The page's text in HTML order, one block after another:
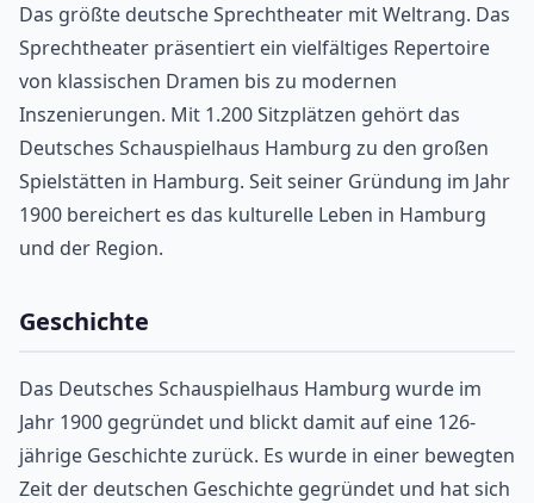
Das größte deutsche Sprechtheater mit Weltrang. Das
Sprechtheater präsentiert ein vielfältiges Repertoire
von klassischen Dramen bis zu modernen
Inszenierungen. Mit 1.200 Sitzplätzen gehört das
Deutsches Schauspielhaus Hamburg zu den großen
Spielstätten in Hamburg. Seit seiner Gründung im Jahr
1900 bereichert es das kulturelle Leben in Hamburg
und der Region.
Geschichte
Das Deutsches Schauspielhaus Hamburg wurde im
Jahr 1900 gegründet und blickt damit auf eine 126-
jährige Geschichte zurück. Es wurde in einer bewegten
Zeit der deutschen Geschichte gegründet und hat sich